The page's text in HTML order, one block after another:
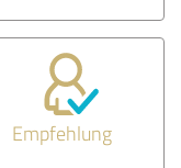
Empfehlung